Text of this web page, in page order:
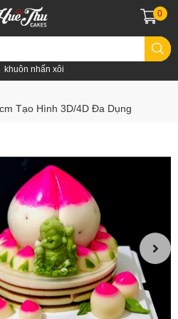
khuôn nhấn xôi
0
Tạo Hình 3D/4D Đa Dụng